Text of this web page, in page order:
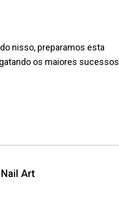
nisso, preparamos esta
os maiores sucessos
Art